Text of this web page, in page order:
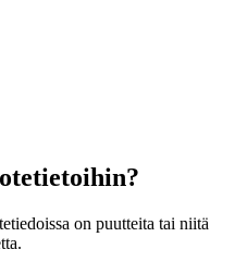
on puutteita tai niitä